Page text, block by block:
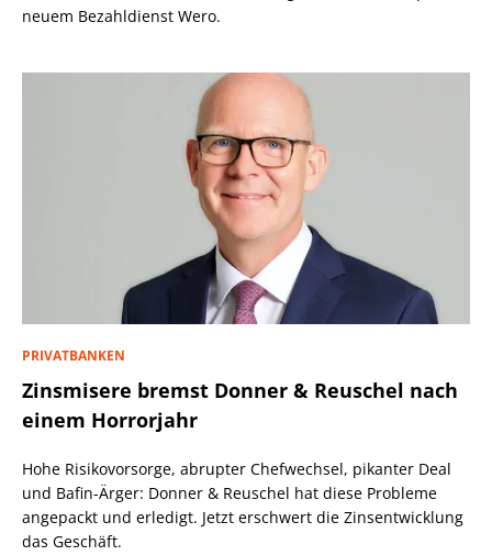
neuem Bezahldienst Wero.
PRIVATBANKEN
Zinsmisere bremst Donner & Reuschel nach
einem Horrorjahr
Hohe Risikovorsorge, abrupter Chefwechsel, pikanter Deal
und Bafin-Ärger: Donner & Reuschel hat diese Probleme
angepackt und erledigt. Jetzt erschwert die Zinsentwicklung
das Geschäft.